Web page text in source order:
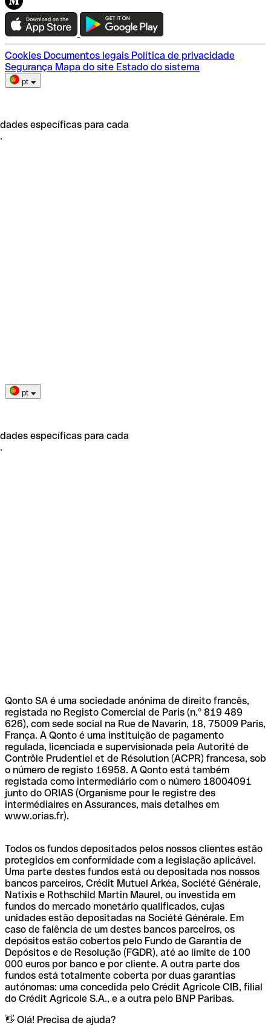
Teste a Qonto
Escolha do plano
Cookies Documentos legais Política de privacidade
Segurança Mapa do site Estado do sistema
pt
específicas para cada
pt
específicas para cada
Qonto SA é uma sociedade anónima de direito francês,
registada no Registo Comercial de Paris (n.º 819 489
626), com sede social na Rue de Navarin, 18, 75009 Paris,
França. A Qonto é uma instituição de pagamento
regulada, licenciada e supervisionada pela Autorité de
Contrôle Prudentiel et de Résolution (ACPR) francesa, sob
o número de registo 16958. A Qonto está também
registada como intermediário com o número 18004091
junto do ORIAS (Organisme pour le registre des
intermédiaires en Assurances, mais detalhes em
www.orias.fr).
Todos os fundos depositados pelos nossos clientes estão
protegidos em conformidade com a legislação aplicável.
Uma parte destes fundos está ou depositada nos nossos
bancos parceiros, Crédit Mutuel Arkéa, Société Générale,
Natixis e Rothschild Martin Maurel, ou investida em
fundos do mercado monetário qualificados, cujas
unidades estão depositadas na Société Générale. Em
caso de falência de um destes bancos parceiros, os
depósitos estão cobertos pelo Fundo de Garantia de
Depósitos e de Resolução (FGDR), até ao limite de 100
000 euros por banco e por cliente. A outra parte dos
fundos está totalmente coberta por duas garantias
autónomas: uma concedida pelo Crédit Agricole CIB, filial
do Crédit Agricole S.A., e a outra pelo BNP Paribas.
👋 Olá! Precisa de ajuda?